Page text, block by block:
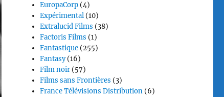
EuropaCorp (4)
Expérimental (10)
Extralucid Films (38)
Factoris Films (1)
Fantastique (255)
Fantasy(16)
Film noir (57)
Films sans Frontières (3)
France Télévisions Distribution (6)